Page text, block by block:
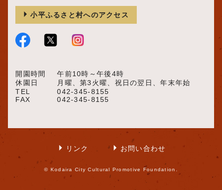
小平ふるさと村へのアクセス
開園時間
午前10時～午後4時
休園日
月曜、第3火曜、祝日の翌日、年末年始
TEL
042-345-8155
FAX
042-345-8155
リンク お問い合わせ
© Kodaira City Cultural Promotive Foundation.